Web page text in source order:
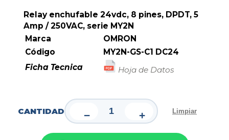
Relay enchufable 24vdc, 8 pines, DPDT, 5
Amp / 250VAC, serie MY2N
Marca
OMRON
Código
MY2N-GS-C1 DC24
Ficha Tecnica
Hoja de Datos
CANTIDAD − + Limpiar